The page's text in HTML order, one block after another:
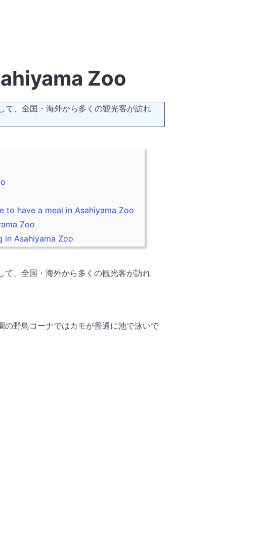
Zoo
て、全国・海外から多くの観光客が訪れ
to have a meal in Asahiyama Zoo
Zoo
in Asahiyama Zoo
て、全国・海外から多くの観光客が訪れ
野鳥コーナではカモが普通に池で泳いで